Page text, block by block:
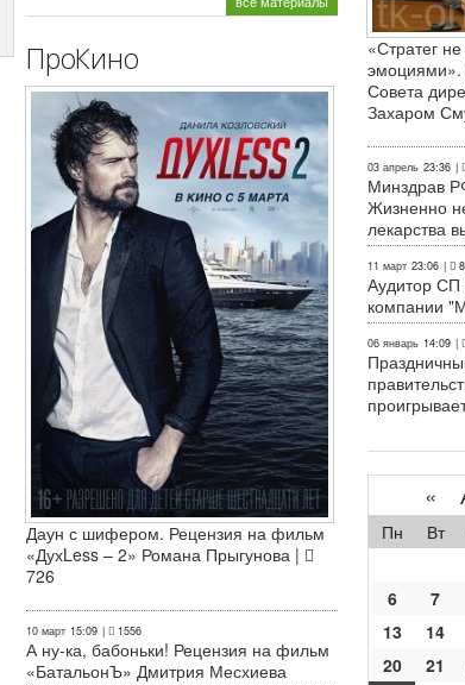
ПроКино
Даун с шифером. Рецензия на фильм
«ДухLess – 2» Романа Прыгунова |
726
10 март 15:09 | 1556
А ну-ка, бабоньки! Рецензия на фильм
«БатальонЪ» Дмитрия Месхиева
«Стратег
эмоциями».
Совета
Захаром
03 апрель 23:36 |
Минздрав
Жизненно
лекарства
11 март 23:06 |
Аудитор
компании
06 январь 14:09 |
«
Пн Вт
6
7
13
14
20
21